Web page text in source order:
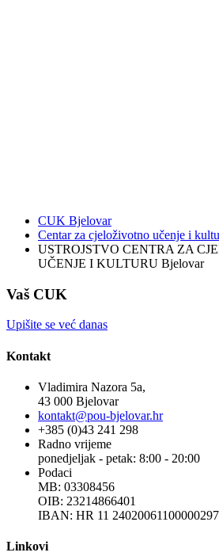
CUK Bjelovar
Centar za cjeloživotno učenje i
USTROJSTVO CENTRA ZA
UČENJE I KULTURU Bjelovar
Vaš CUK
Upišite se već danas
Kontakt
Vladimira Nazora 5a,
43 000 Bjelovar
kontakt@pou-bjelovar.hr
+385 (0)43 241 298
Radno vrijeme
ponedjeljak - petak: 8:00 - 20:00
Podaci
MB: 03308456
OIB: 23214866401
IBAN: HR 11 24020061100000297
Linkovi